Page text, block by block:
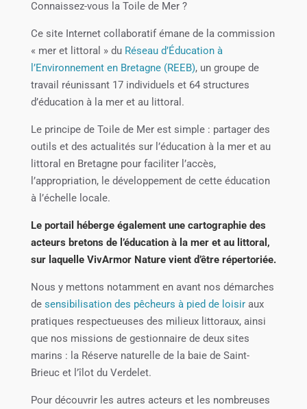
Connaissez-vous la Toile de Mer ?
Ce site Internet collaboratif émane de la commission
« mer et littoral » du Réseau d’Éducation à
l’Environnement en Bretagne (REEB), un groupe de
travail réunissant 17 individuels et 64 structures
d’éducation à la mer et au littoral.
Le principe de Toile de Mer est simple : partager des
outils et des actualités sur l’éducation à la mer et au
littoral en Bretagne pour faciliter l’accès,
l’appropriation, le développement de cette éducation
à l’échelle locale.
Le portail héberge également une cartographie des
acteurs bretons de l’éducation à la mer et au littoral,
sur laquelle VivArmor Nature vient d’être répertoriée.
Nous y mettons notamment en avant nos démarches
de sensibilisation des pêcheurs à pied de loisiraux
pratiques respectueuses des milieux littoraux, ainsi
que nos missions de gestionnaire de deux sites
marins : la Réserve naturelle de la baie de Saint-
Brieuc et l’îlot du Verdelet.
Pour découvrir les autres acteurs et les nombreuses